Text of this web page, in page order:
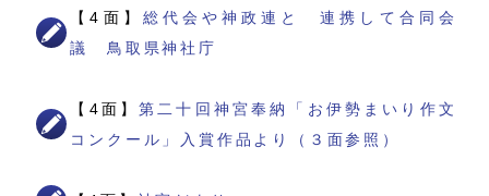
【4面】 総代会や神政連と 連携して合同会
議 鳥取県神社庁
【4面】第二十回神宮奉納「お伊勢まいり作文
コンクール」入賞作品より（３面参照）